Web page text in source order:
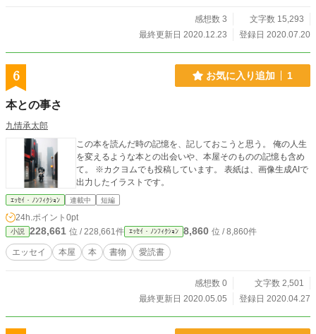
感想数 3
文字数 15,293
最終更新日 2020.12.23
登録日 2020.07.20
6 お気に入り追加 1
本との事さ
九情承太郎
この本を読んだ時の記憶を、記しておこうと思う。 俺の人生
を変えるような本との出会いや、本屋そのものの記憶も含め
て。 ※カクヨムでも投稿しています。 表紙は、画像生成AIで
出力したイラストです。
ｴｯｾｲ・ﾉﾝﾌｨｸｼｮﾝ 連載中 短編
24h.ポイント 0pt
小説 228,661 位 / 228,661件 ｴｯｾｲ・ﾉﾝﾌｨｸｼｮﾝ 8,860 位 / 8,860件
エッセイ 本屋 本 書物 愛読書
感想数 0
文字数 2,501
最終更新日 2020.05.05
登録日 2020.04.27